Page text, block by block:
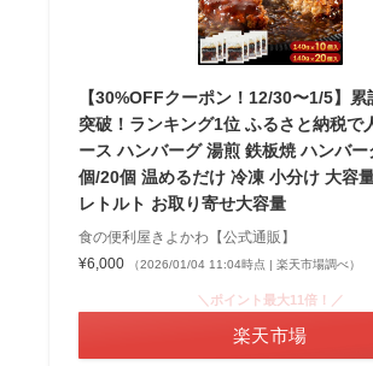
【30%OFFクーポン！12/30〜1/5】
突破！ランキング1位 ふるさと納税で
ース ハンバーグ 湯煎 鉄板焼 ハンバ
個/20個 温めるだけ 冷凍 小分け 大容
レトルト お取り寄せ大容量
食の便利屋きよかわ【公式通販】
¥6,000
（2026/01/04 11:04時点 | 楽天市場調べ）
＼ポイント最大11倍！／
楽天市場